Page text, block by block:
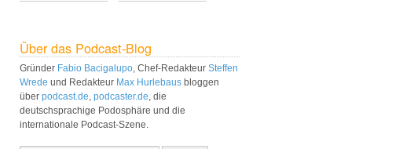
Über das Podcast-Blog
Gründer Fabio Bacigalupo, Chef-Redakteur Steffen
Wrede und Redakteur Max Hurlebaus bloggen
über podcast.de, podcaster.de, die
deutschsprachige Podosphäre und die
internationale Podcast-Szene.